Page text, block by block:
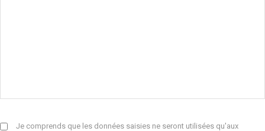
Je comprends que les données saisies ne seront utilisées qu'aux